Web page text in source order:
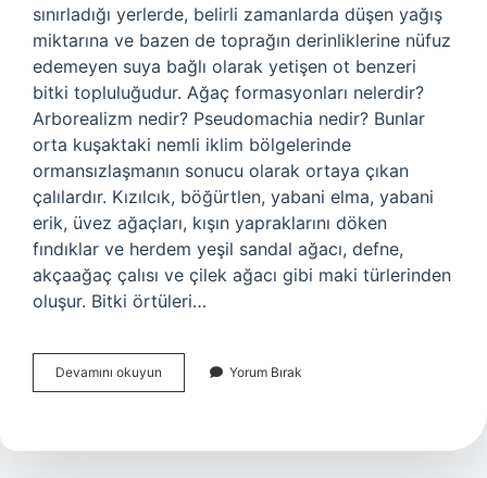
sınırladığı yerlerde, belirli zamanlarda düşen yağış
miktarına ve bazen de toprağın derinliklerine nüfuz
edemeyen suya bağlı olarak yetişen ot benzeri
bitki topluluğudur. Ağaç formasyonları nelerdir?
Arborealizm nedir? Pseudomachia nedir? Bunlar
orta kuşaktaki nemli iklim bölgelerinde
ormansızlaşmanın sonucu olarak ortaya çıkan
çalılardır. Kızılcık, böğürtlen, yabani elma, yabani
erik, üvez ağaçları, kışın yapraklarını döken
fındıklar ve herdem yeşil sandal ağacı, defne,
akçaağaç çalısı ve çilek ağacı gibi maki türlerinden
oluşur. Bitki örtüleri…
Devamını okuyun
Formasyonları
Yorum Bırak